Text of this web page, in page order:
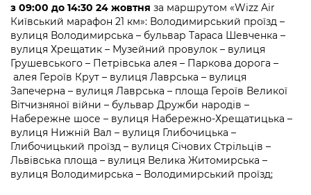
з 09:00 до 14:30 24 жовтня за маршрутом «Wizz Air
Київський марафон 21 км»: Володимирський проїзд –
вулиця Володимирська – бульвар Tapaca Шевченка –
вулиця Хрещатик – Музейний провулок – вулиця
Грушевського – Петрівська алея – Паркова дорога –
алея Героїв Крут – вулиця Лаврська – вулиця
Запечерна – вулиця Лаврська – площа Героїв Великої
Вітчизняної війни – бульвар Дружби народів –
Набережне шосе – вулиця Набережно-Хрещатицька –
вулиця Нижній Вал – вулиця Глибочицька –
Глибочицький проїзд – вулиця Січових Стрільців –
Львівська площа – вулиця Велика Житомирська –
вулиця Володимирська – Володимирський проїзд;